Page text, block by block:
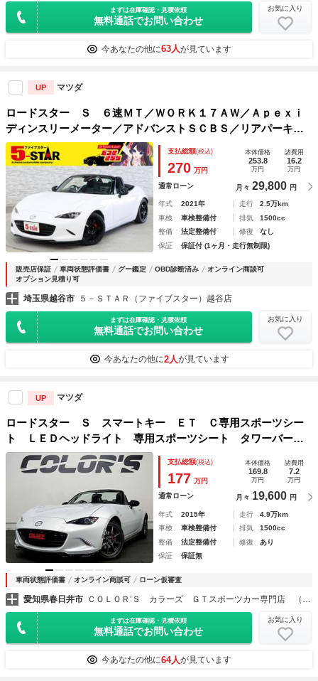
まずは在庫確認・見積依頼
無料通話でお問い合わせ
お気に入り
今あなたの他に63人が見ています
UP マツダ
ロードスター Ｓ ６速ＭＴ／ＷＯＲＫ１７ＡＷ／Ａｐｅｘｉ
ディンスリーメーター／アドバンストＳＣＢＳ／リアパーキン
グセンサー／ＢＳＭ／ＲＣＴＡ／レーンアシスト／ハイビーム
コントロール／ＬＥＤオートライト
支払総額(税込)
270 万円
本体価格
253.8
万円
諸費用
16.2
万円
通常ローン 月々 29,800 円
年式 2021年 走行
2.5万km
車検
車検整備付 排気
1500cc
整備
法定整備付 修復
なし
保証
保証付 (1ヶ月・走行無制限)
販売店保証 車両状態評価書 グー鑑定 OBD診断済み
オンライン商談可
オプション見積り可
埼玉県越谷市 ５－ＳＴＡＲ（ファイブスター）越谷店
まずは在庫確認・見積依頼
無料通話でお問い合わせ
お気に入り
今あなたの他に2人が見ています
UP マツダ
ロードスター Ｓ スマートキー ＥＴ Ｃ専用スポーツシー
ト ＬＥＤヘッドライト 専用スポーツシート タワーバー
ＥＴＣ タイミングチェーン
支払総額(税込)
177 万円
本体価格
169.8
万円
諸費用
7.2
万円
通常ローン 月々 19,600 円
年式 2015年 走行
4.9万km
車検
車検整備付 排気
1500cc
整備
法定整備付 修復
あり
保証
保証無
車両状態評価書 オンライン商談可 ローン仮審査
愛知県春日井市 ＣＯＬＯＲ’Ｓ カラーズ ＧＴスポーツカー専門店 （株）カラーズ
まずは在庫確認・見積依頼
無料通話でお問い合わせ
お気に入り
今あなたの他に64人が見ています